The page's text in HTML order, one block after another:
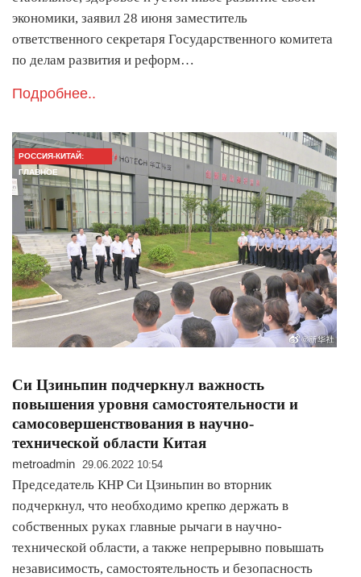
экономики, заявил 28 июня заместитель
ответственного секретаря Государственного комитета
по делам развития и реформ…
Подробнее..
РОССИЯ-КИТАЙ:
ГЛАВНОЕ
Си Цзиньпин подчеркнул важность
повышения уровня самостоятельности и
самосовершенствования в научно-
технической области Китая
metroadmin 29.06.2022 10:54
Председатель КНР Си Цзиньпин во вторник
подчеркнул, что необходимо крепко держать в
собственных руках главные рычаги в научно-
технической области, а также непрерывно повышать
независимость, самостоятельность и безопасность